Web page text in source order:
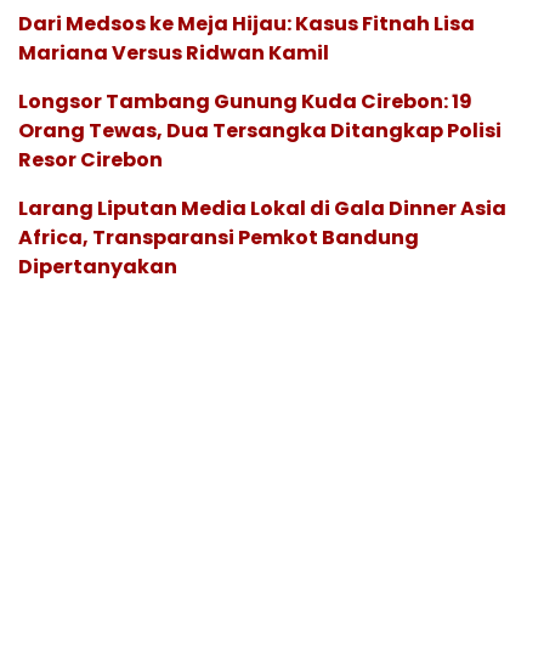
Dari Medsos ke Meja Hijau: Kasus Fitnah Lisa
Mariana Versus Ridwan Kamil
Longsor Tambang Gunung Kuda Cirebon: 19
Orang Tewas, Dua Tersangka Ditangkap Polisi
Resor Cirebon
Larang Liputan Media Lokal di Gala Dinner Asia
Africa, Transparansi Pemkot Bandung
Dipertanyakan